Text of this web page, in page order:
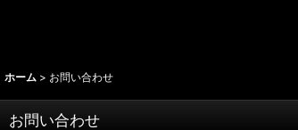
ホーム > お問い合わせ
お問い合わせ